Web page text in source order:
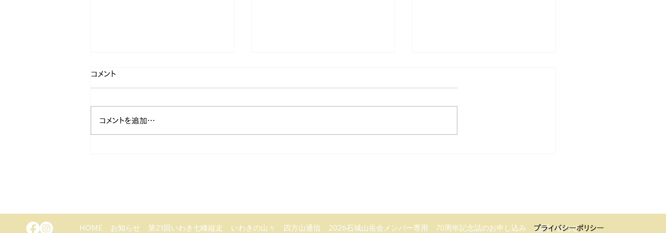
島倉山（しまくらやま）
コメント
コメントを追加…
HOME お知らせ 第21回いわき七峰縦走 いわきの山々 四方山通信 2026石城山岳会メンバー専用 70周年記念誌のお申し込み お問い合わせ
プライバシーポリシー